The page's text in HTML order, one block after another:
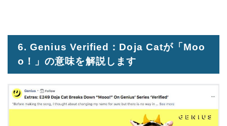
6. Genius Verified：Doja Catが「Moo
o！」の意味を解説します